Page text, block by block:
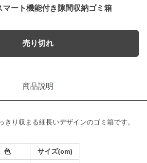
マート機能付き隙間収納ゴミ箱
売り切れ
商品説明
きり収まる細長いデザインのゴミ箱です。
色 サイズ(cm)